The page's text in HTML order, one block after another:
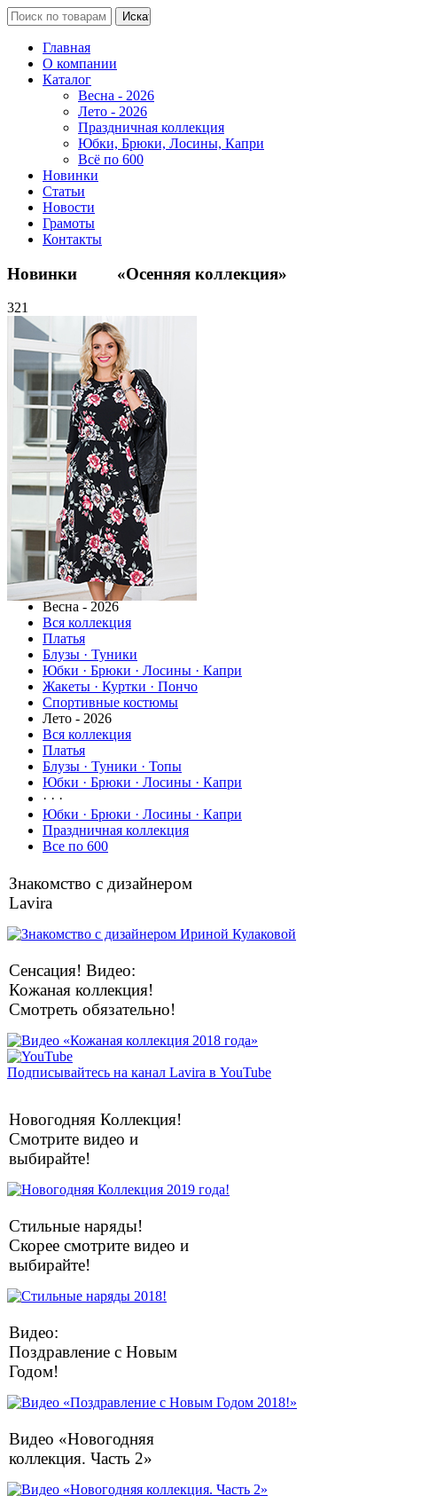
Главная
О компании
Каталог
Весна - 2026
Лето - 2026
Праздничная коллекция
Юбки, Брюки, Лосины, Капри
Всё по 600
Новинки
Статьи
Новости
Грамоты
Контакты
Новинки «Осенняя коллекция»
321
Весна - 2026
Вся коллекция
Платья
Блузы · Туники
Юбки · Брюки · Лосины · Капри
Жакеты · Куртки · Пончо
Спортивные костюмы
Лето - 2026
Вся коллекция
Платья
Блузы · Туники · Топы
Юбки · Брюки · Лосины · Капри
· · ·
Юбки · Брюки · Лосины · Капри
Праздничная коллекция
Все по 600
Знакомство с дизайнером
Lavira
Сенсация! Видео:
Кожаная коллекция!
Смотреть обязательно!
Подписывайтесь на канал Lavira в YouTube
Новогодняя Коллекция!
Смотрите видео и
выбирайте!
Стильные наряды!
Скорее смотрите видео и
выбирайте!
Видео:
Поздравление с Новым
Годом!
Видео «Новогодняя
коллекция. Часть 2»